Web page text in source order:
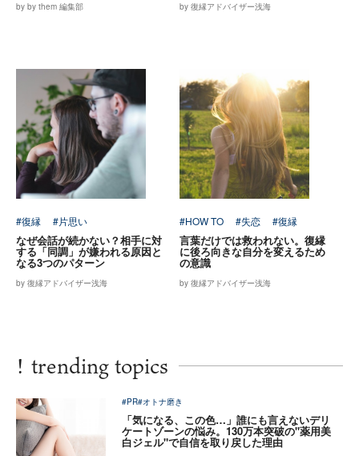
by by them 編集部 by 復縁アドバイザー浅海
#復縁 #片思い
なぜ会話が続かない？相手に対
する「同調」が嫌われる原因と
なる3つのパターン
by 復縁アドバイザー浅海
#HOW TO #失恋 #復縁
言葉だけでは救われない。復縁
に後ろ向きな自分を変えるため
の意識
by 復縁アドバイザー浅海
! trending topics
#PR#オトナ磨き
「気になる、この色…」誰にも言えないデリ
ケートゾーンの悩み。130万本突破の"薬用美
白ジェル"で自信を取り戻した理由